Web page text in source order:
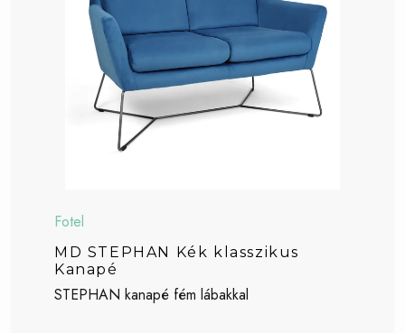
Fotel
MD STEPHAN Kék klasszikus
Kanapé
STEPHAN kanapé fém lábakkal